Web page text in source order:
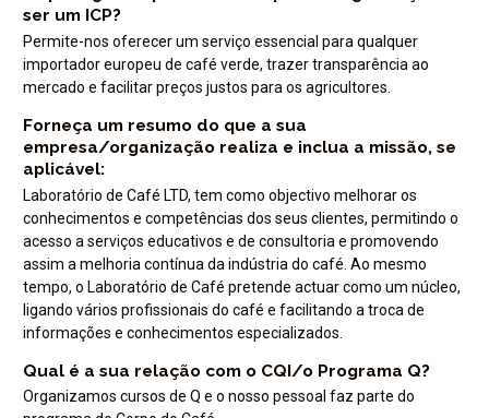
ser um ICP?
Permite-nos oferecer um serviço essencial para qualquer
importador europeu de café verde, trazer transparência ao
mercado e facilitar preços justos para os agricultores.
Forneça um resumo do que a sua
empresa/organização realiza e inclua a missão, se
aplicável:
Laboratório de Café LTD, tem como objectivo melhorar os
conhecimentos e competências dos seus clientes, permitindo o
acesso a serviços educativos e de consultoria e promovendo
assim a melhoria contínua da indústria do café. Ao mesmo
tempo, o Laboratório de Café pretende actuar como um núcleo,
ligando vários profissionais do café e facilitando a troca de
informações e conhecimentos especializados.
Qual é a sua relação com o CQI/o Programa Q?
Organizamos cursos de Q e o nosso pessoal faz parte do